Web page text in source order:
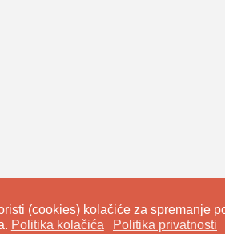
(cookies) kolačiće za spremanje
Politika kolačića Politika privatnosti